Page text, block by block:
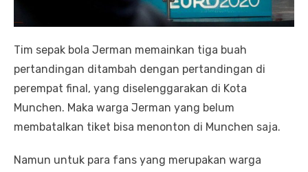
Tim sepak bola Jerman memainkan tiga buah
pertandingan ditambah dengan pertandingan di
perempat final, yang diselenggarakan di Kota
Munchen. Maka warga Jerman yang belum
membatalkan tiket bisa menonton di Munchen saja.
Namun untuk para fans yang merupakan warga